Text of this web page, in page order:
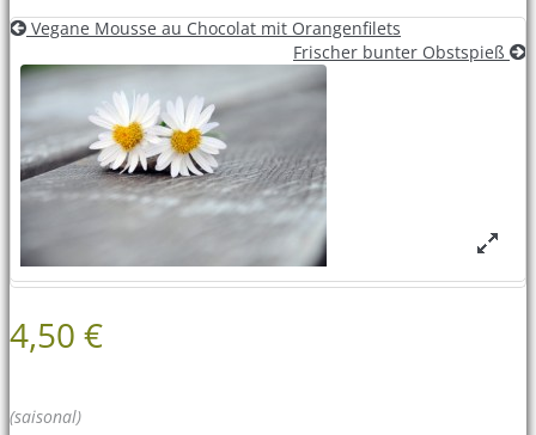
Vegane Mousse au Chocolat mit Orangenfilets
Frischer bunter Obstspieß
4,50 €
(saisonal)